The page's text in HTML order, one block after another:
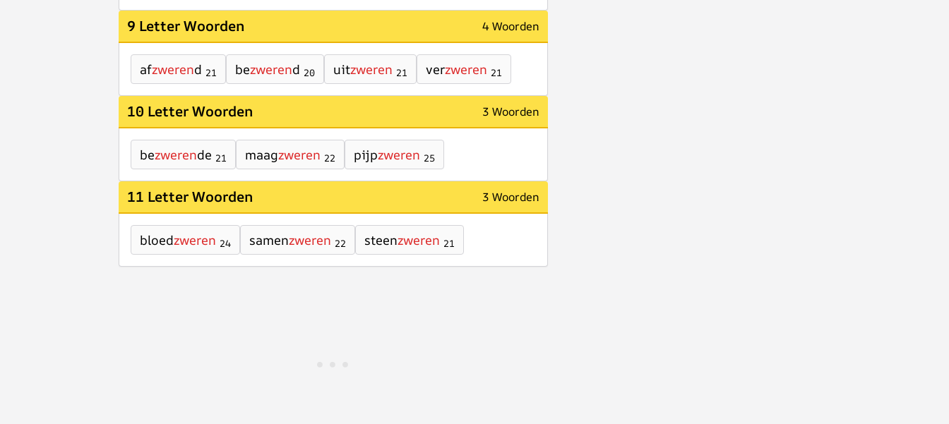
9 Letter Woorden 4 Woorden
afzwerend 21 bezwerend 20 uitzweren 21 verzweren 21
10 Letter Woorden 3 Woorden
bezwerende 21 maagzweren 22 pijpzweren 25
11 Letter Woorden 3 Woorden
bloedzweren 24 samenzweren 22 steenzweren 21